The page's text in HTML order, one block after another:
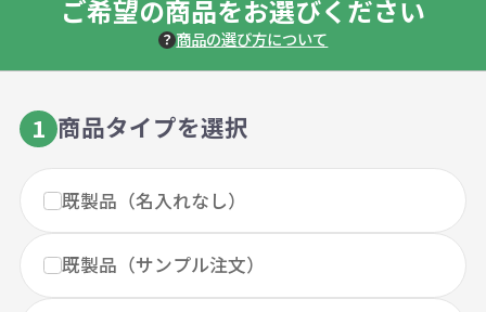
ご希望の商品をお選びください
商品の選び方について
1 商品タイプを選択
既製品（名入れなし）
既製品（サンプル注文）